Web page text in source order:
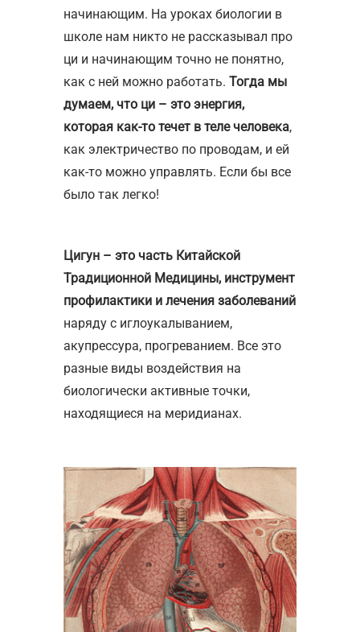
начинающим. На уроках биологии в
школе нам никто не рассказывал про
ци и начинающим точно не понятно,
как с ней можно работать. Тогда мы
думаем, что ци – это энергия,
которая как-то течет в теле человека,
как электричество по проводам, и ей
как-то можно управлять. Если бы все
было так легко!
Цигун – это часть Китайской
Традиционной Медицины, инструмент
профилактики и лечения заболеваний
наряду с иглоукалыванием,
акупрессура, прогреванием. Все это
разные виды воздействия на
биологически активные точки,
находящиеся на меридианах.